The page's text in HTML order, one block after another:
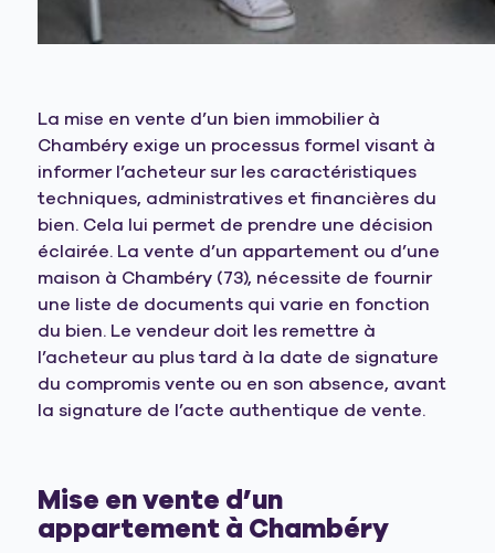
La mise en vente d’un bien immobilier à
Chambéry exige un processus formel visant à
informer l’acheteur sur les caractéristiques
techniques, administratives et financières du
bien. Cela lui permet de prendre une décision
éclairée. La vente d’un appartement ou d’une
maison à Chambéry (73), nécessite de fournir
une liste de documents qui varie en fonction
du bien. Le vendeur doit les remettre à
l’acheteur au plus tard à la date de signature
du compromis vente ou en son absence, avant
la signature de l’acte authentique de vente.
Mise en vente d’un
appartement à Chambéry